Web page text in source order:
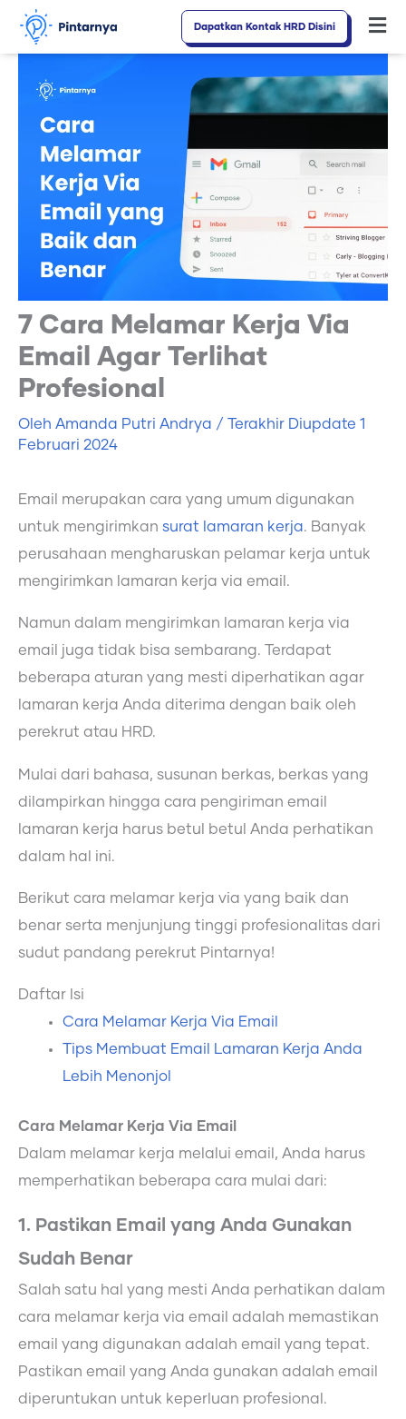
Lewati
Dapatkan Kontak HRD Disini
7 Cara Melamar Kerja Via
Email Agar Terlihat
Profesional
Oleh Amanda Putri Andrya / Terakhir Diupdate 1
Februari 2024
Email merupakan cara yang umum digunakan
untuk mengirimkan surat lamaran kerja. Banyak
perusahaan mengharuskan pelamar kerja untuk
mengirimkan lamaran kerja via email.
Namun dalam mengirimkan lamaran kerja via
email juga tidak bisa sembarang. Terdapat
beberapa aturan yang mesti diperhatikan agar
lamaran kerja Anda diterima dengan baik oleh
perekrut atau HRD.
Mulai dari bahasa, susunan berkas, berkas yang
dilampirkan hingga cara pengiriman email
lamaran kerja harus betul betul Anda perhatikan
dalam hal ini.
Berikut cara melamar kerja via yang baik dan
benar serta menjunjung tinggi profesionalitas dari
sudut pandang perekrut Pintarnya!
Daftar Isi
Cara Melamar Kerja Via Email
Tips Membuat Email Lamaran Kerja Anda
Lebih Menonjol
Cara Melamar Kerja Via Email
Dalam melamar kerja melalui email, Anda harus
memperhatikan beberapa cara mulai dari:
1. Pastikan Email yang Anda Gunakan
Sudah Benar
Salah satu hal yang mesti Anda perhatikan dalam
cara melamar kerja via email adalah memastikan
email yang digunakan adalah email yang tepat.
Pastikan email yang Anda gunakan adalah email
diperuntukan untuk keperluan profesional.